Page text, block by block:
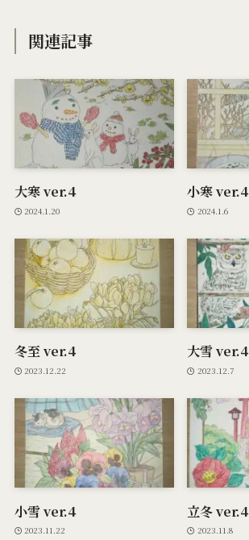
関連記事
大寒 ver.4
2024.1.20
小寒 ver.4
2024.1.6
冬至 ver.4
2023.12.22
大雪 ver.4
2023.12.7
小雪 ver.4
2023.11.22
立冬 ver.4
2023.11.8